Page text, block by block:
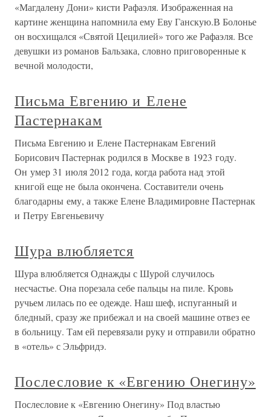
«Магдалену Дони» кисти Рафаэля. Изображенная на
картине женщина напомнила ему Еву Ганскую.В Болонье
он восхищался «Святой Цецилией» того же Рафаэля. Все
девушки из романов Бальзака, словно приговоренные к
вечной молодости,
Письма Евгению и Елене
Пастернакам
Письма Евгению и Елене Пастернакам Евгений
Борисович Пастернак родился в Москве в 1923 году.
Он умер 31 июля 2012 года, когда работа над этой
книгой еще не была окончена. Составители очень
благодарны ему, а также Елене Владимировне Пастернак
и Петру Евгеньевичу
Шура влюбляется
Шура влюбляется Однажды с Шурой случилось
несчастье. Она порезала себе пальцы на пиле. Кровь
ручьем лилась по ее одежде. Наш шеф, испуганный и
бледный, сразу же прибежал и на своей машине отвез ее
в больницу. Там ей перевязали руку и отправили обратно
в «отель» с Эльфридэ.
Послесловие к «Евгению Онегину»
Послесловие к «Евгению Онегину» Под властью